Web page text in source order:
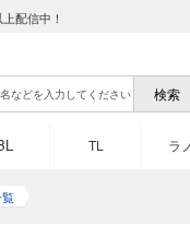
配信中！
TL ラ